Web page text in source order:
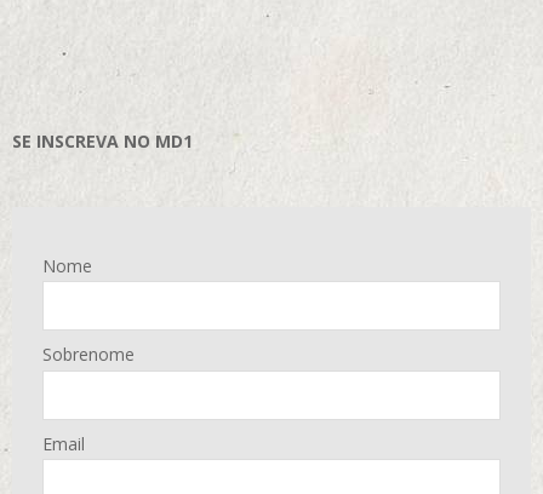
SE INSCREVA NO MD1
Nome
Sobrenome
Email